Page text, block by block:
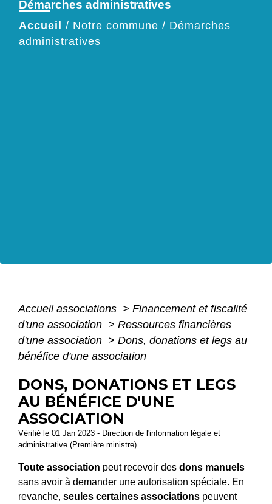
Démarches administratives
Accueil / Notre commune / Démarches
administratives
Accueil associations > Financement et fiscalité
d'une association > Ressources financières
d'une association > Dons, donations et legs au
bénéfice d'une association
DONS, DONATIONS ET LEGS
AU BÉNÉFICE D'UNE
ASSOCIATION
Vérifié le 01 Jan 2023 - Direction de l'information légale et
administrative (Première ministre)
Toute association peut recevoir des dons manuels
sans avoir à demander une autorisation spéciale. En
revanche, seules certaines associations peuvent